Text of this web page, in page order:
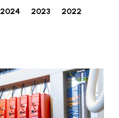
2024 2023 2022